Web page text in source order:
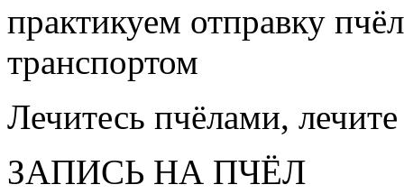
практикуем отправку
транспортом
Лечитесь пчёлами,
ЗАПИСЬ НА ПЧЁЛ